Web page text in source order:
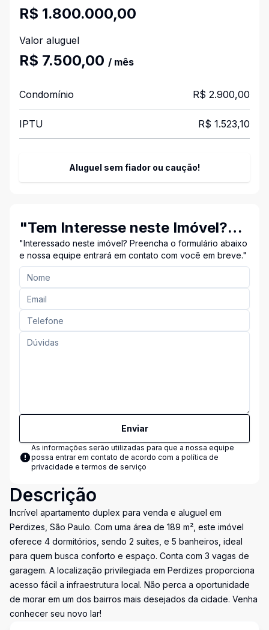
R$ 1.800.000,00
Valor aluguel
R$ 7.500,00 / mês
Condomínio R$ 2.900,00
IPTU R$ 1.523,10
Aluguel sem fiador ou caução!
"Tem Interesse neste Imóvel?
Entre em Contato Conosco!"
"Interessado neste imóvel? Preencha o formulário abaixo
e nossa equipe entrará em contato com você em breve."
Enviar
As informações serão utilizadas para que a nossa equipe
possa entrar em contato de acordo com a política de
privacidade e termos de serviço
Descrição
Incrível apartamento duplex para venda e aluguel em
Perdizes, São Paulo. Com uma área de 189 m², este imóvel
oferece 4 dormitórios, sendo 2 suítes, e 5 banheiros, ideal
para quem busca conforto e espaço. Conta com 3 vagas de
garagem. A localização privilegiada em Perdizes proporciona
acesso fácil a infraestrutura local. Não perca a oportunidade
de morar em um dos bairros mais desejados da cidade. Venha
conhecer seu novo lar!